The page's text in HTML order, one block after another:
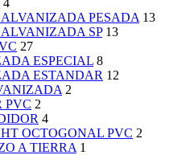
PESADA 13
SP 13
27
ESPECIAL 8
ESTANDAR 12
2
PVC 2
4
OCTOGONAL PVC 2
A TIERRA 1